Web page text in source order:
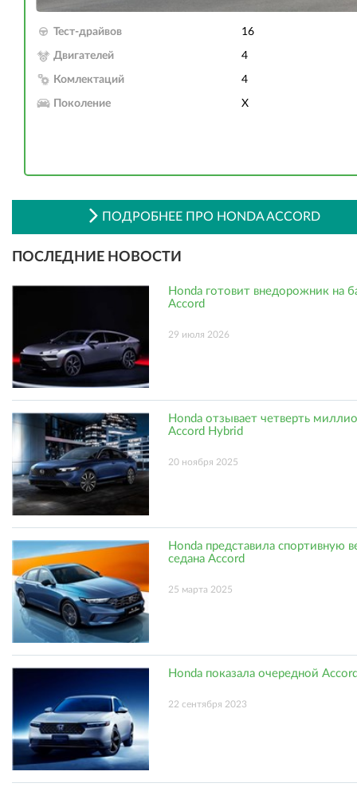
Тест-драйвов 16
Двигателей 4
Комлектаций 4
Поколение X
ПОДРОБНЕЕ ПРО HONDA ACCORD
ПОСЛЕДНИЕ НОВОСТИ
Honda готовит внедорожник на
Accord
29 июля 2026
Honda отзывает четверть
Accord Hybrid
20 ноября 2025
Honda представила спортивную
седана Accord
25 марта 2025
Honda показала очередной
22 сентября 2023